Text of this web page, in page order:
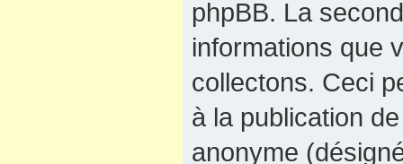
phpBB. La
informations que
collectons. Ceci
à la publication
anonyme